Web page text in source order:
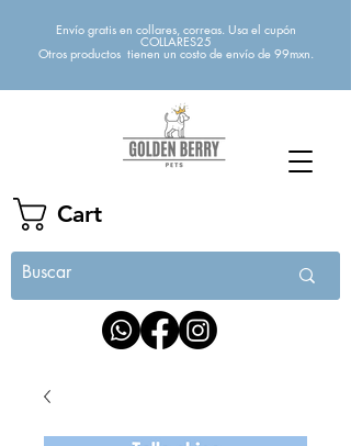
Cart
Envío gratis en collares, correas. Usa el cupón
COLLARES25
Otros productos tienen un costo de envío de 99mxn.